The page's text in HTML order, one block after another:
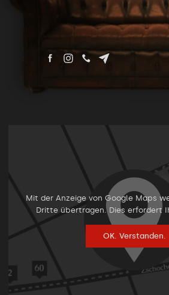
Mit der Anzeige von Google Maps
Dritte übertragen. Dies erfordert
OK. Verstanden.